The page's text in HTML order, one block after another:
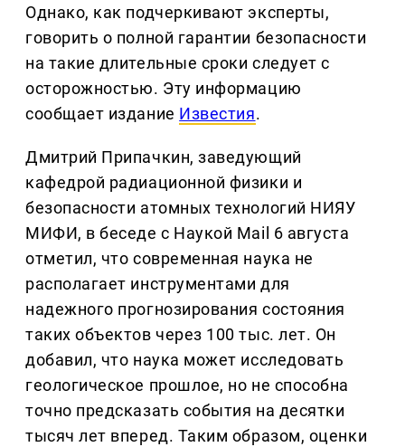
Однако, как подчеркивают эксперты,
говорить о полной гарантии безопасности
на такие длительные сроки следует с
осторожностью. Эту информацию
сообщает издание Известия.
Дмитрий Припачкин, заведующий
кафедрой радиационной физики и
безопасности атомных технологий НИЯУ
МИФИ, в беседе с Наукой Mail 6 августа
отметил, что современная наука не
располагает инструментами для
надежного прогнозирования состояния
таких объектов через 100 тыс. лет. Он
добавил, что наука может исследовать
геологическое прошлое, но не способна
точно предсказать события на десятки
тысяч лет вперед. Таким образом, оценки